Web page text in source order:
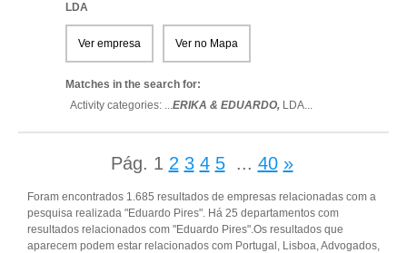
LDA
Ver empresa Ver no Mapa
Matches in the search for:
Activity categories: ...ERIKA & EDUARDO, LDA...
Pág. 1 2 3 4 5 ... 40 »
Foram encontrados 1.685 resultados de empresas relacionadas com a
pesquisa realizada "Eduardo Pires". Há 25 departamentos com
resultados relacionados com "Eduardo Pires".Os resultados que
aparecem podem estar relacionados com Portugal, Lisboa, Advogados,